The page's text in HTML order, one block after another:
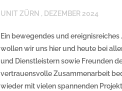
UNIT ZÜRN , DEZEMBER 2024
Ein bewegendes und
wollen wir uns hier und heute bei
und Dienstleistern sowie Freunden
vertrauensvolle Zusammenarbeit
wieder mit vielen spannenden